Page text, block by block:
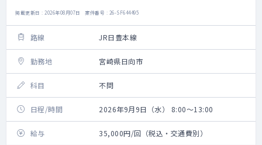
掲載更新日 : 2026年08月07日 案件番号 : 26-SF644495
路線 JR日豊本線
勤務地 宮崎県日向市
科目 不問
日程/時間 2026年9月9日（水） 8:00～13:00
給与 35,000円/回（税込・交通費別）